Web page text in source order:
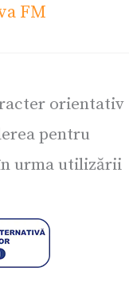
FM
orientativ
pentru
urma utilizării